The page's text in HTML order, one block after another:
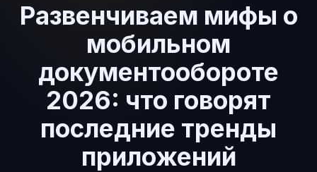
Развенчиваем мифы о
мобильном
документообороте
2026: что говорят
последние тренды
приложений